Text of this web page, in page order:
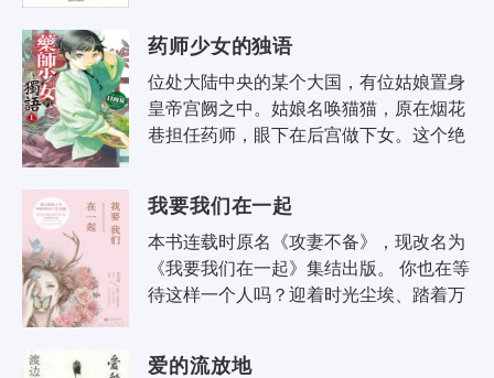
药师少女的独语
位处大陆中央的某个大国，有位姑娘置身
皇帝宫阙之中。姑娘名唤猫猫，原在烟花
巷担任药师，眼下在后宫做下女。这个绝
我要我们在一起
本书连载时原名《攻妻不备》，现改名为
《我要我们在一起》集结出版。 你也在等
待这样一个人吗？迎着时光尘埃、踏着万
爱的流放地